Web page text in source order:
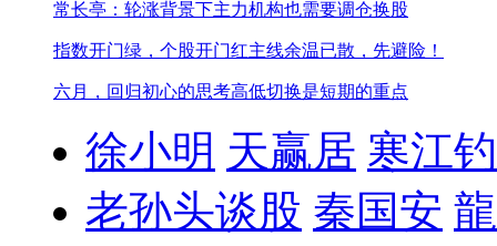
常长亭：轮涨背景下主力机构也需要调仓换股
指数开门绿，个股开门红主线余温已散，先避险！
六月，回归初心的思考高低切换是短期的重点
徐小明 天赢居 寒江
老孙头谈股 秦国安